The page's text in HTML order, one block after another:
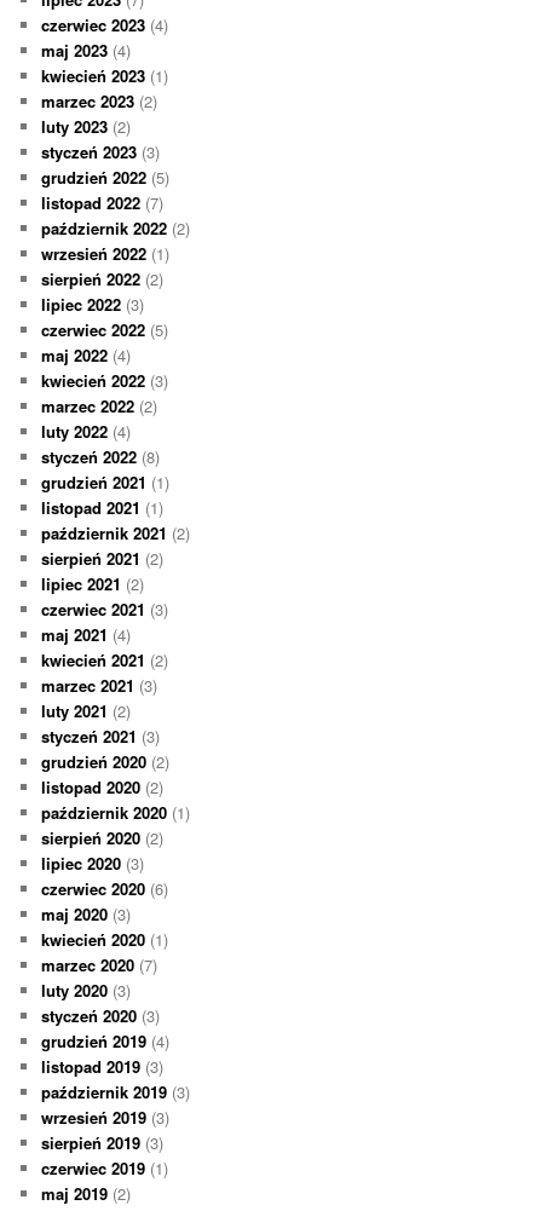
czerwiec 2023 (4)
maj 2023 (4)
kwiecień 2023 (1)
marzec 2023 (2)
luty 2023 (2)
styczeń 2023 (3)
grudzień 2022 (5)
listopad 2022 (7)
październik 2022 (2)
wrzesień 2022 (1)
sierpień 2022 (2)
lipiec 2022 (3)
czerwiec 2022 (5)
maj 2022 (4)
kwiecień 2022 (3)
marzec 2022 (2)
luty 2022 (4)
styczeń 2022 (8)
grudzień 2021 (1)
listopad 2021 (1)
październik 2021 (2)
sierpień 2021 (2)
lipiec 2021 (2)
czerwiec 2021 (3)
maj 2021 (4)
kwiecień 2021 (2)
marzec 2021 (3)
luty 2021 (2)
styczeń 2021 (3)
grudzień 2020 (2)
listopad 2020 (2)
październik 2020 (1)
sierpień 2020 (2)
lipiec 2020 (3)
czerwiec 2020 (6)
maj 2020 (3)
kwiecień 2020 (1)
marzec 2020 (7)
luty 2020 (3)
styczeń 2020 (3)
grudzień 2019 (4)
listopad 2019 (3)
październik 2019 (3)
wrzesień 2019 (3)
sierpień 2019 (3)
czerwiec 2019 (1)
maj 2019 (2)